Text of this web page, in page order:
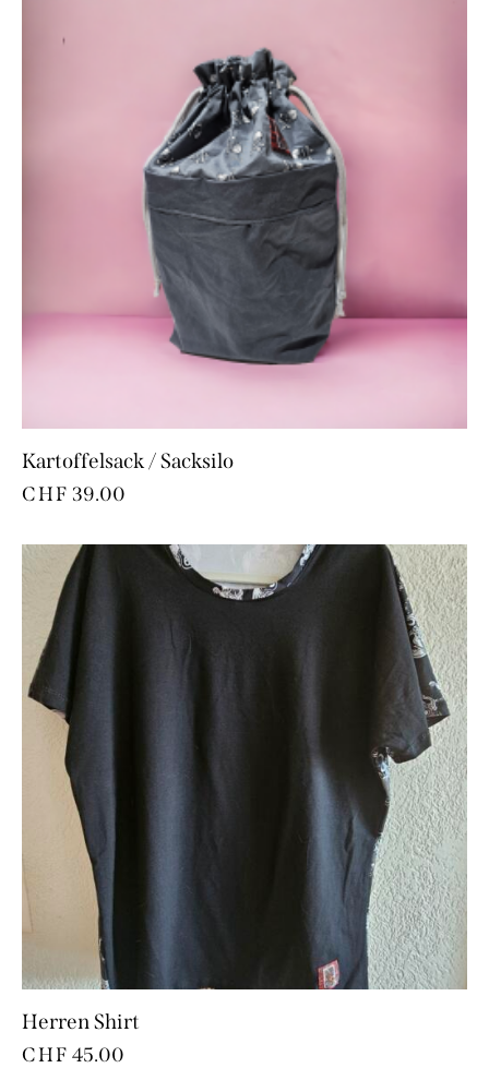
Kartoffelsack / Sacksilo
CHF 39.00
Herren Shirt
CHF 45.00